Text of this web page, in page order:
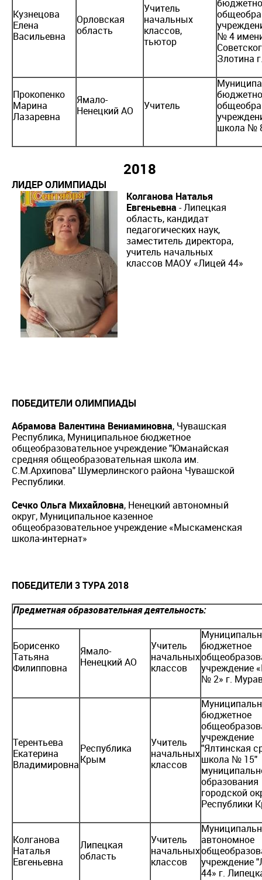
Кузнецова
Елена
Васильевна
Орловская
область
Учитель
начальных
классов,
тьютор
№ 4
Злотина
Прокопенко
Марина
Лазаревна
Ямало-
Ненецкий АО
Учитель
школа №
2018
ЛИДЕР ОЛИМПИАДЫ
Колганова Наталья
Евгеньевна - Липецкая
область, кандидат
педагогических наук,
заместитель директора,
учитель начальных
классов МАОУ «Лицей 44»
ПОБЕДИТЕЛИ ОЛИМПИАДЫ
Абрамова Валентина Вениаминовна, Чувашская
Республика, Муниципальное бюджетное
общеобразовательное учреждение "Юманайская
средняя общеобразовательная школа им.
С.М.Архипова" Шумерлинского района Чувашской
Республики.
Сечко Ольга Михайловна, Ненецкий автономный
округ, Муниципальное казенное
общеобразовательное учреждение «Мыскаменская
школа-интернат»
ПОБЕДИТЕЛИ 3 ТУРА 2018
Предметная образовательная деятельность:
Борисенко
Татьяна
Филипповна
Ямало-
Ненецкий АО
Учитель
начальных
классов
бюджетное
учреждение
№ 2» г.
Терентьева
Екатерина
Владимировна
Республика
Крым
Учитель
начальных
классов
бюджетное
учреждение
"Ялтинская
школа № 15"
образования
городской
Республики
Колганова
Наталья
Евгеньевна
Липецкая
область
Учитель
начальных
классов
автономное
учреждение
44» г.